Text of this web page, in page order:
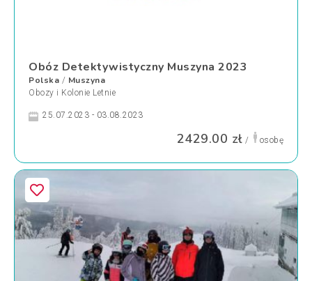
Obóz Detektywistyczny Muszyna 2023
Polska / Muszyna
Obozy i Kolonie Letnie
25.07.2023 - 03.08.2023
2429.00 zł / osobę